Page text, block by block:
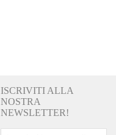
ISCRIVITI ALLA
NOSTRA
NEWSLETTER!